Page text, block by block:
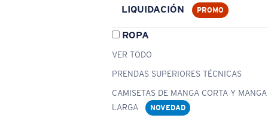
LIQUIDACIÓN PROMO
ROPA
VER TODO
PRENDAS SUPERIORES TÉCNICAS
CAMISETAS DE MANGA CORTA Y MANGA
LARGA
NOVEDAD